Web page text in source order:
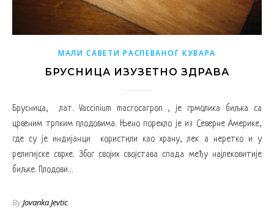
МАЛИ САВЕТИ РАСПЕВАНОГ КУВАРА
БРУСНИЦА ИЗУЗЕТНО ЗДРАВА
Брусница, лат. Vaccinium macrocarpon , је грмолика биљка са
црвеним трпким плодовима. Њено порекло је из Северне Америке,
где су је индијанци користили као храну, лек а неретко и у
религијске сврхе. Због својих својстава спада међу најлековитије
биљке. Плодови…
ByJovanka Jevtic